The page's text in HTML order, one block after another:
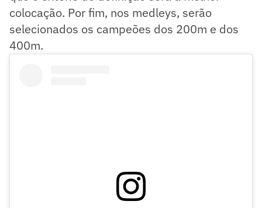
colocação. Por fim, nos medleys, serão
selecionados os campeões dos 200m e dos
400m.